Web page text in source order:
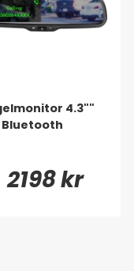
4.3""
Bluetooth
2198 kr